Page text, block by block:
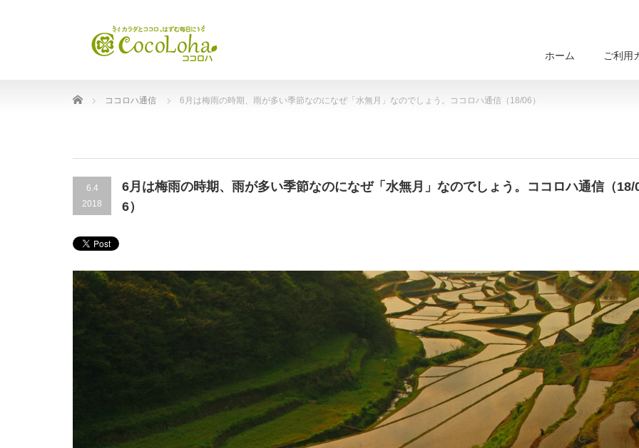
ホーム ご利用
Home ココロハ通信 6月は梅雨の時期、雨が多い季節なのになぜ「水無月」なのでしょう。ココロハ通信（18/06）
6.4
2018
6月は梅雨の時期、雨が多い季節なのになぜ「水無月」なのでしょう。ココロハ通信（18/
6）